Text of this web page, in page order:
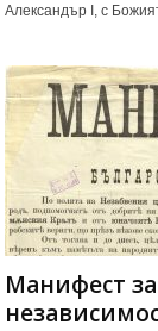
Александър I, с
Манифест